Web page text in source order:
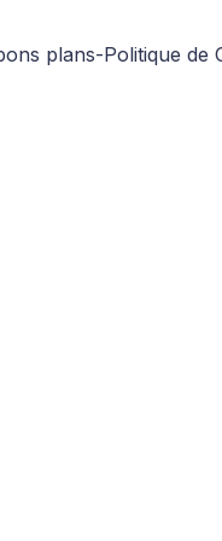
plans-Politique de